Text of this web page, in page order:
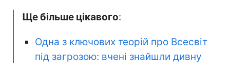
Ще більше цікавого:
Одна з ключових теорій про Всесвіт
під загрозою: вчені знайшли дивну